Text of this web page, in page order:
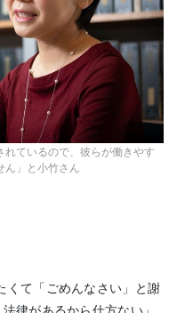
ているので、彼らが働きやす
ん」と小竹さん
くて「ごめんなさい」と謝
律があるから仕方ない」